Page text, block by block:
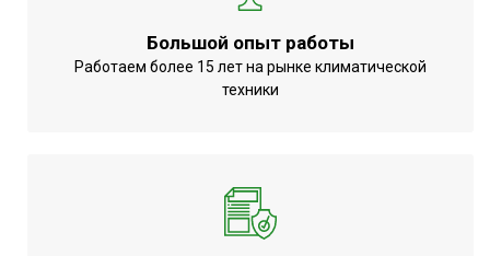
Большой опыт работы
Работаем более 15 лет на рынке климатической
техники